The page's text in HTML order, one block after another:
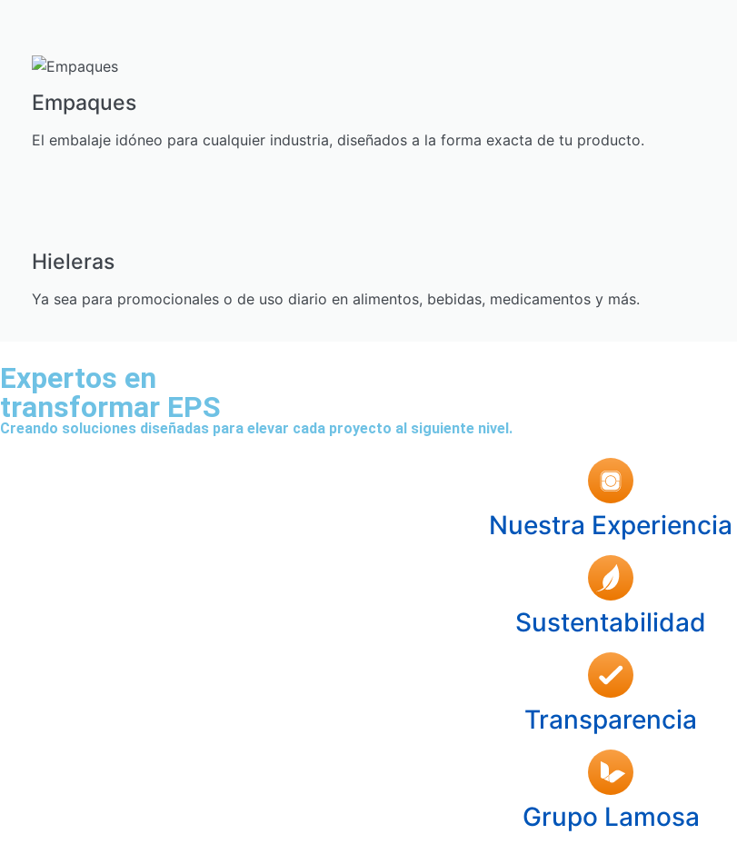
Empaques
El embalaje idóneo para cualquier industria, diseñados a la forma exacta de tu producto.
Hieleras
Ya sea para promocionales o de uso diario en alimentos, bebidas, medicamentos y más.
Expertos en
transformar EPS
Creando soluciones diseñadas para elevar cada proyecto al siguiente nivel.
Nuestra Experiencia
Sustentabilidad
Transparencia
Grupo Lamosa